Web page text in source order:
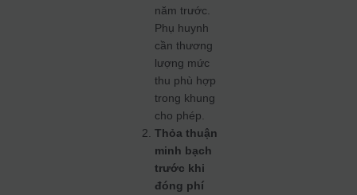
năm trước.
Phụ huynh
cần thương
lượng mức
thu phù hợp
trong khung
cho phép.
Thỏa thuận
minh bạch
trước khi
đóng phí